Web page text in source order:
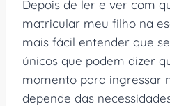
Depois de ler e ver com
matricular meu filho na
mais fácil entender que
únicos que podem dizer
momento para ingressar
depende das